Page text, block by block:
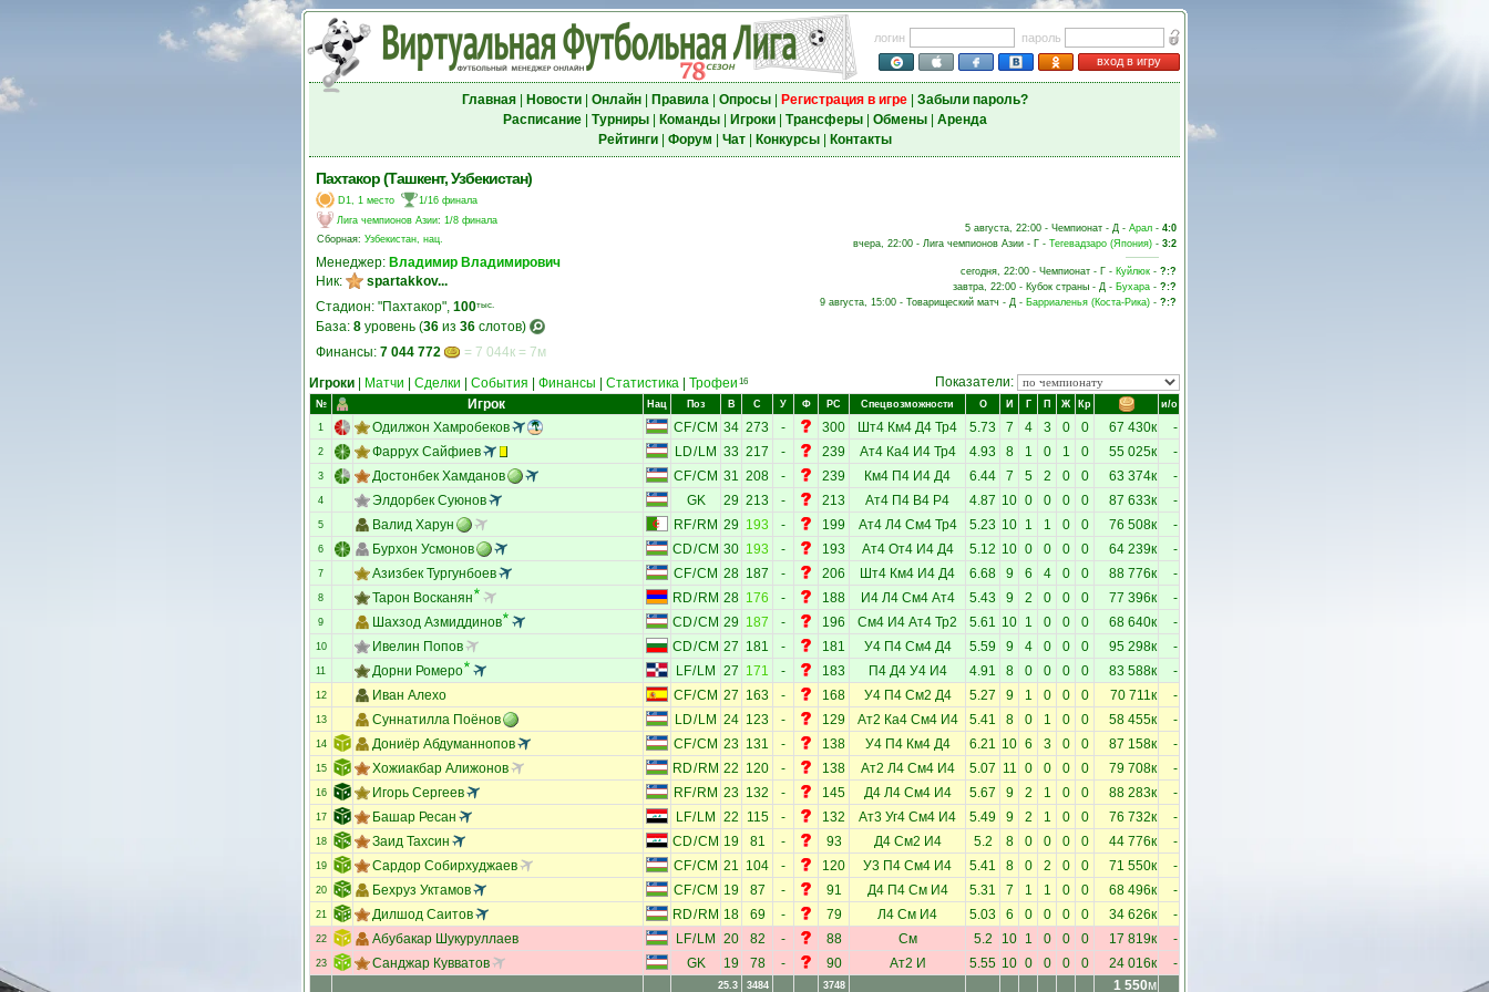
логин
пароль
вход в игру
Главная| Новости| Онлайн| Правила| Опросы| Регистрация в игре| Забыли пароль?
Расписание| Турниры| Команды| Игроки| Трансферы| Обмены| Аренда
Рейтинги| Форум Чат| Конкурсы| Контакты
Пахтакор (Ташкент, Узбекистан)
D1, 1 место
1/16 финала
Лига чемпионов Азии: 1/8 финала
Сборная: Узбекистан, нац.
Менеджер: Владимир Владимирович
Ник:
spartakkov...
Стадион: "Пахтакор", 100тыс.
База: 8 уровень (36 из 36 слотов)
Финансы: 7 044 772 = 7 044к = 7м
5 августа, 22:00 - Чемпионат - Д - Арал - 4:0
вчера, 22:00 - Лига чемпионов Азии - Г - Тегевадзаро (Япония) - 3:2
сегодня, 22:00 - Чемпионат - Г - Куйлюк - ?:?
завтра, 22:00 - Кубок страны - Д - Бухара - ?:?
9 августа, 15:00 - Товарищеский матч - Д - Барриаленья (Коста-Рика) - ?:?
Игроки Матчи Сделки События Финансы Статистика Трофеи 16 Показатели:
№ Игрок Нац Поз В С У Ф РС Спецвозможности О И Г П Ж Кр и/о
1 Одилжон Хамробеков CF/CM 34 273 - 300 Шт4 Км4 Д4 Тр4 5.73 7 4 3 0 0 67 430к -
2 Фаррух Сайфиев LD/ LM 33 217 - 239 Ат4 Ка4 И4 Тр4 4.93 8 1 0 1 0 55 025к -
3 Достонбек Хамданов CF/CM 31 208 - 239 Км4 П4 И4 Д4 6.44 7 5 2 0 0 63 374к -
4 Элдорбек Суюнов GK 29 213 - 213 Ат4 П4 В4 Р4 4.87 10 0 0 0 0 87 633к -
5 Валид Харун RF/ RM 29 193 - 199 Ат4 Л4 См4 Тр4 5.23 10 1 1 0 0 76 508к -
6 Бурхон Усмонов CD/CM 30 193 - 193 Ат4 От4 И4 Д4 5.12 10 0 0 0 0 64 239к -
7 Азизбек Тургунбоев CF/CM 28 187 - 206 Шт4 Км4 И4 Д4 6.68 9 6 4 0 0 88 776к -
8 Тарон Восканян RD/ RM 28 176 - 188 И4 Л4 См4 Ат4 5.43 9 2 0 0 0 77 396к -
9 Шахзод Азмиддинов CD/CM 29 187 - 196 См4 И4 Ат4 Тр2 5.61 10 1 0 0 0 68 640к -
10 Ивелин Попов CD/CM 27 181 - 181 У4 П4 См4 Д4 5.59 9 4 0 0 0 95 298к -
11 Дорни Ромеро LF/ LM 27 171 - 183 П4 Д4 У4 И4 4.91 8 0 0 0 0 83 588к -
12 Иван Алехо CF/CM 27 163 - 168 У4 П4 См2 Д4 5.27 9 1 0 0 0 70 711к -
13 Суннатилла Поёнов LD/ LM 24 123 - 129 Ат2 Ка4 См4 И4 5.41 8 0 1 0 0 58 455к -
14 Дониёр Абдуманнопов CF/CM 23 131 - 138 У4 П4 Км4 Д4 6.21 10 6 3 0 0 87 158к -
15 Хожиакбар Алижонов RD/ RM 22 120 - 138 Ат2 Л4 См4 И4 5.07 11 0 0 0 0 79 708к -
16 Игорь Сергеев RF/ RM 23 132 - 145 Д4 Л4 См4 И4 5.67 9 2 1 0 0 88 283к -
17 Башар Ресан LF/ LM 22 115 - 132 Ат3 Уг4 См4 И4 5.49 9 2 1 0 0 76 732к -
18 Заид Тахсин CD/CM 19 81 - 93 Д4 См2 И4 5.2 8 0 0 0 0 44 776к -
19 Сардор Собирхуджаев CF/CM 21 104 - 120 У3 П4 См4 И4 5.41 8 0 2 0 0 71 550к -
20 Бехруз Уктамов CF/CM 19 87 - 91 Д4 П4 См И4 5.31 7 1 1 0 0 68 496к -
21 Дилшод Саитов RD/ RM 18 69 - 79 Л4 См И4 5.03 6 0 0 0 0 34 626к -
22 Абубакар Шукуруллаев LF/ LM 20 82 - 88 См 5.2 10 1 0 0 0 17 819к -
23 Санджар Кувватов GK 19 78 - 90 Ат2 И 5.55 10 0 0 0 0 24 016к -
25.3 3484 3748 1 550м